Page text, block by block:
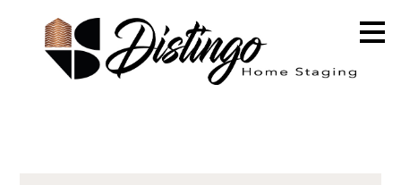
Passer
contenu
principal